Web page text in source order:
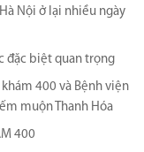
Nội ở lại nhiều ngày
đặc biệt quan trọng
400 và Bệnh viện
muộn Thanh Hóa
400